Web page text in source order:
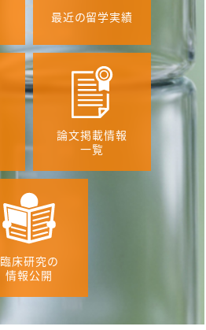
最近の留学実績
論文掲載情報
一覧
臨床研究の
情報公開